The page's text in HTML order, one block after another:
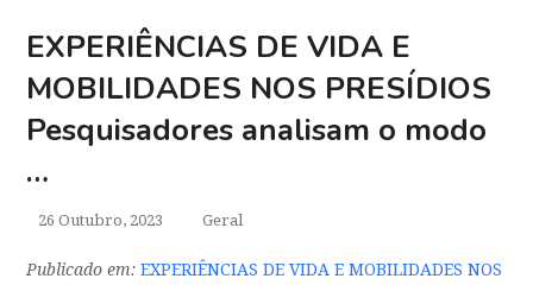
EXPERIÊNCIAS DE VIDA E
MOBILIDADES NOS PRESÍDIOS
Pesquisadores analisam o modo
…
26 Outubro, 2023 Geral
Publicado em: EXPERIÊNCIAS DE VIDA E MOBILIDADES NOS